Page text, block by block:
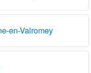
en-Valromey